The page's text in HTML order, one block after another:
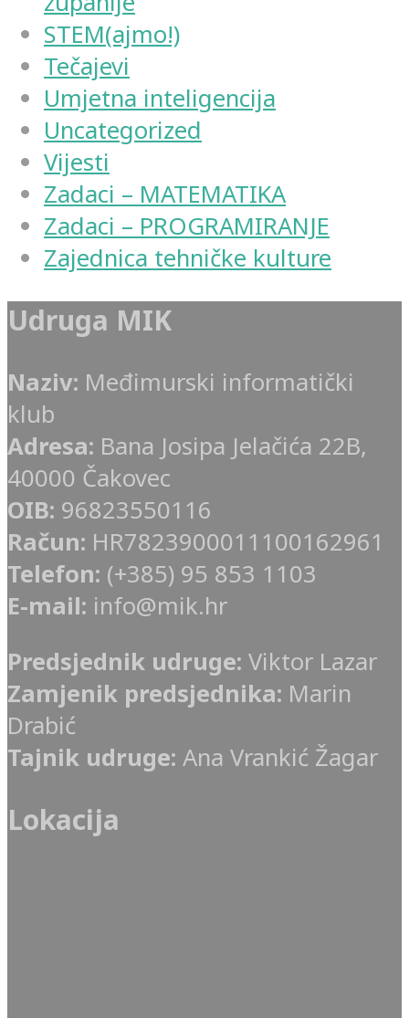
STEM(ajmo!)
Tečajevi
Umjetna inteligencija
Uncategorized
Vijesti
Zadaci – MATEMATIKA
Zadaci – PROGRAMIRANJE
Zajednica tehničke kulture
Udruga MIK
Naziv: Međimurski informatički
klub
Adresa: Bana Josipa Jelačića 22B,
40000 Čakovec
OIB: 96823550116
Račun: HR7823900011100162961
Telefon: (+385) 95 853 1103
E-mail: info@mik.hr
Predsjednik udruge: Viktor Lazar
Zamjenik predsjednika: Marin
Drabić
Tajnik udruge: Ana Vrankić Žagar
Lokacija